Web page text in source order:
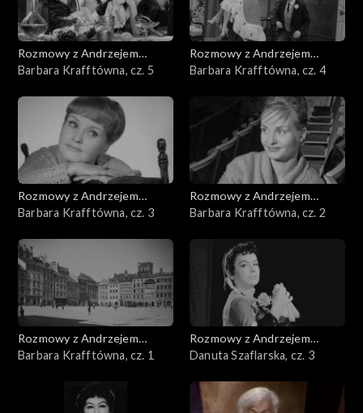
Rozmowy z Andrzejem
Doboszem
Barbara Krafftówna, cz. 5
Rozmowy z Andrzejem
Doboszem
Barbara Krafftówna, cz. 4
Rozmowy z Andrzejem
Doboszem
Barbara Krafftówna, cz. 3
Rozmowy z Andrzejem
Doboszem
Barbara Krafftówna, cz. 2
Rozmowy z Andrzejem
Doboszem
Barbara Krafftówna, cz. 1
Rozmowy z Andrzejem
Doboszem
Danuta Szaflarska, cz. 3